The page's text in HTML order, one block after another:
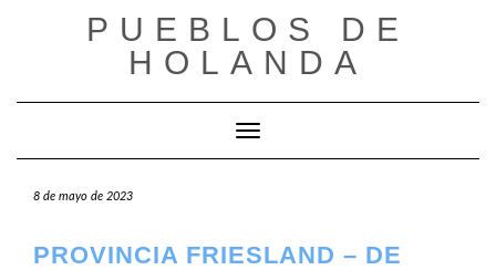
PUEBLOS DE
HOLANDA
Cambiar modo de navegación
8 de mayo de 2023
PROVINCIA FRIESLAND – DE